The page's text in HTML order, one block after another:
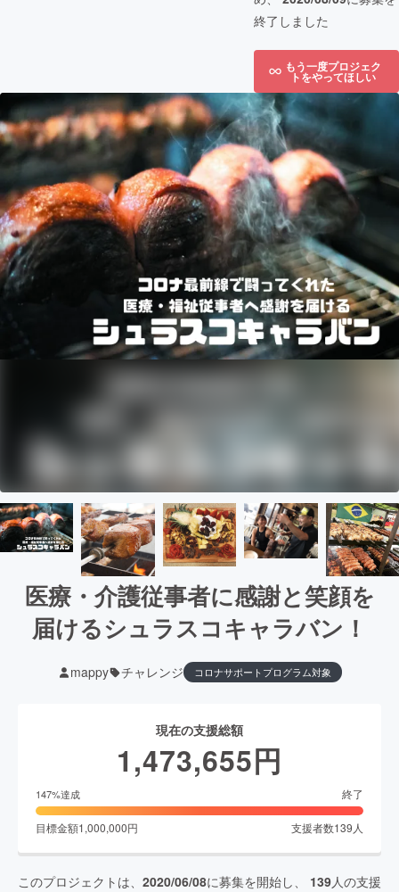
終了しました
もう一度プロジェク
トをやってほしい
医療・介護従事者に感謝と笑顔を
届けるシュラスコキャラバン！
mappy チャレンジ コロナサポートプログラム対象
現在の支援総額
1,473,655円
147%達成 終了
目標金額1,000,000円 支援者数139 人
このプロジェクトは、 2020/06/08に募集を開始し、 139人の支援